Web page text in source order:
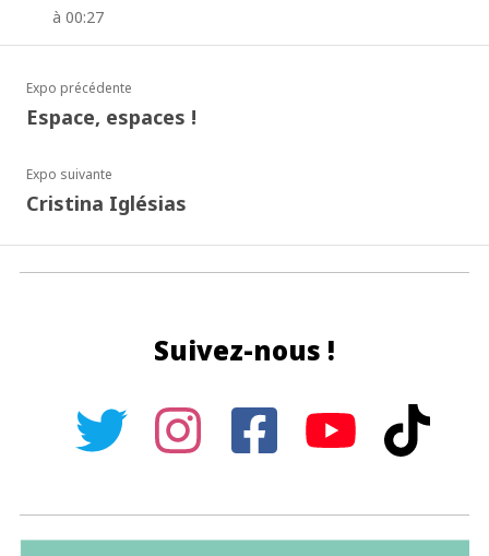
à 00:27
Expo précédente
Espace, espaces !
Expo suivante
Cristina Iglésias
Suivez-nous !